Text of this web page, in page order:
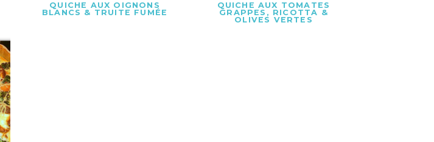
QUICHE AUX OIGNONS
BLANCS & TRUITE FUMÉE
QUICHE AUX TOMATES
GRAPPES, RICOTTA &
OLIVES VERTES